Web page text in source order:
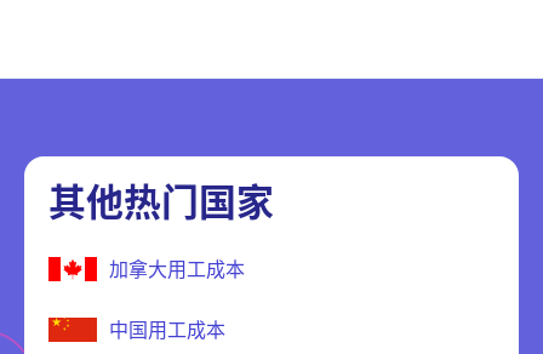
其他热门国家
加拿大用工成本
中国用工成本